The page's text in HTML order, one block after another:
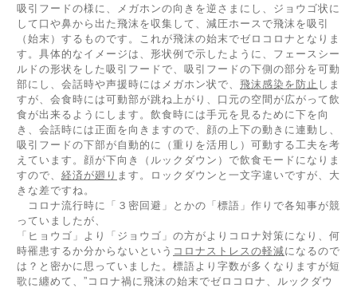
吸引フードの様に、メガホンの向きを逆さまにし、ジョウゴ状に
して口や鼻から出た飛沫を収集して、減圧ホースで飛沫を吸引
（始末）するものです。これが飛沫の始末でゼロコロナとなりま
す。具体的なイメージは、形状例で示したように、フェースシー
ルドの形状をした吸引フードで、吸引フードの下側の部分を可動
部にし、会話時や声援時にはメガホン状で、 飛沫感染を防止 しま
すが、会食時には可動部が跳ね上がり、口元の空間が広がって飲
食が出来るようにします。飲食時には手元を見るために下を向
き、会話時には正面を向きますので、顔の上下の動きに連動し、
吸引フードの下部が自動的に（重りを活用し）可動する工夫を考
えています。顔が下向き（ルックダウン）で飲食モードになりま
すので、 経済が廻り ます。ロックダウンと一文字違いですが、大
きな差ですね。
コロナ流行時に「３密回避」とかの「標語」作りで各知事が競
っていましたが、
「ヒョウゴ」より「ジョウゴ」の方がよりコロナ対策になり、何
時罹患するか分からないという コロナストレスの軽減になるので
は？と密かに思っていました。標語より字数が多くなりますが短
歌に纏めて、”コロナ禍に飛沫の始末でゼロコロナ、ルックダウ